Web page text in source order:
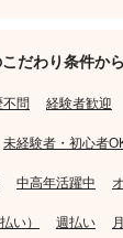
だわり条件か
不問 経験者歓迎
未経験者・初心者
中高年活躍中
い） 週払い